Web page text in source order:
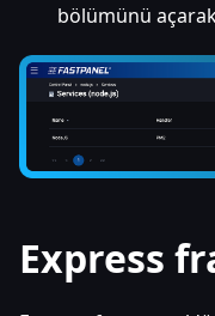
bölümünü
Express